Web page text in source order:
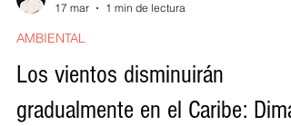
Carlos Hernández Rojas
17 mar
AMBIENTAL
Los vientos disminuirán